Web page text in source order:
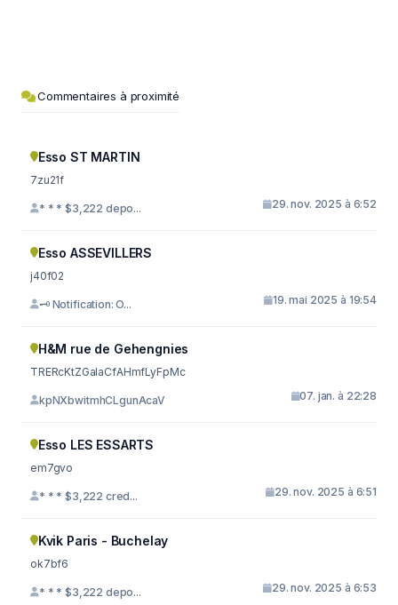
Commentaires à proximité
Esso ST MARTIN
7zu21f
* * * $3,222 depo... 29. nov. 2025 à 6:52
Esso ASSEVILLERS
j40f02
🗝 Notification: O... 19. mai 2025 à 19:54
H&M rue de Gehengnies
TRERcKtZGaIaCfAHmfLyFpMc
kpNXbwitmhCLgunAcaV 07. jan. à 22:28
Esso LES ESSARTS
em7gvo
* * * $3,222 cred... 29. nov. 2025 à 6:51
Kvik Paris - Buchelay
ok7bf6
* * * $3,222 depo... 29. nov. 2025 à 6:53